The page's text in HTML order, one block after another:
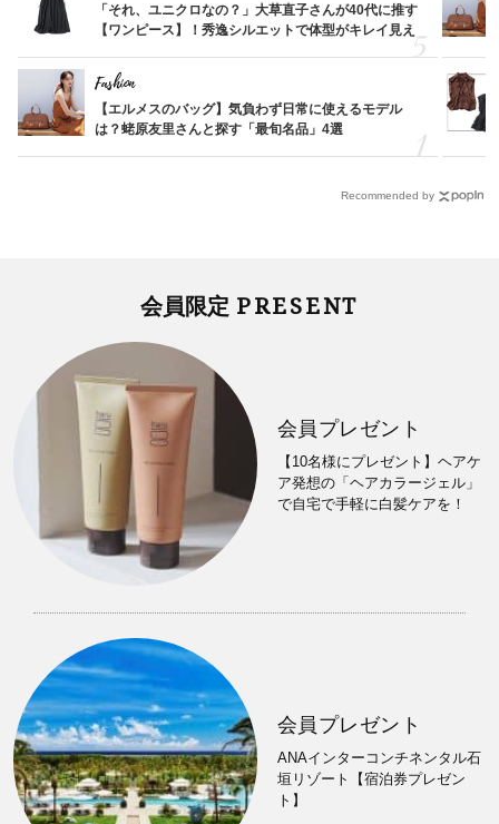
「それ、ユニクロなの？」大草直子さんが40代に推す
【ワンピース】！秀逸シルエットで体型がキレイ見え
Fashion
【エルメスのバッグ】気負わず日常に使えるモデル
は？蛯原友里さんと探す「最旬名品」4選
Recommended by
会員限定 PRESENT
会員プレゼント
【10名様にプレゼント】ヘアケ
ア発想の「ヘアカラージェル」
で自宅で手軽に白髪ケアを！
会員プレゼント
ANAインターコンチネンタル石
垣リゾート【宿泊券プレゼン
ト】